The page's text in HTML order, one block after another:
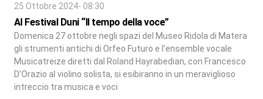
25 Ottobre 2024- 08:30
Al Festival Duni “Il tempo della voce”
Domenica 27 ottobre negli spazi del Museo Ridola di Matera
gli strumenti antichi di Orfeo Futuro e l’ensemble vocale
Musicatreize diretti dal Roland Hayrabedian, con Francesco
D’Orazio al violino solista, si esibiranno in un meraviglioso
intreccio tra musica e voci